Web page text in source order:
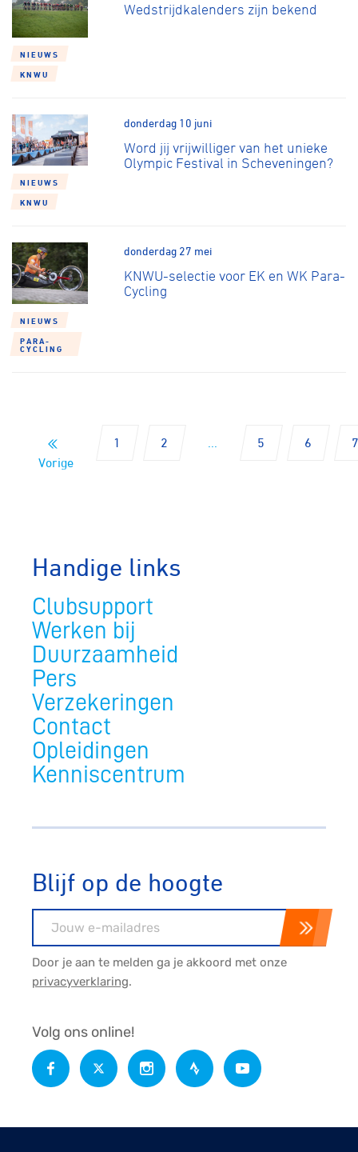
NIEUWS
KNWU
Wedstrijdkalenders zijn bekend
NIEUWS
KNWU
donderdag 10 juni
Word jij vrijwilliger van het unieke
Olympic Festival in Scheveningen?
NIEUWS
PARA-
CYCLING
donderdag 27 mei
KNWU-selectie voor EK en WK Para-
Cycling
Vorige
1 2 5 6 7
Handige links
Clubsupport
Werken bij
Duurzaamheid
Pers
Verzekeringen
Contact
Opleidingen
Kenniscentrum
Blijf op de hoogte
Door je aan te melden ga je akkoord met onze
privacyverklaring.
Volg ons online!